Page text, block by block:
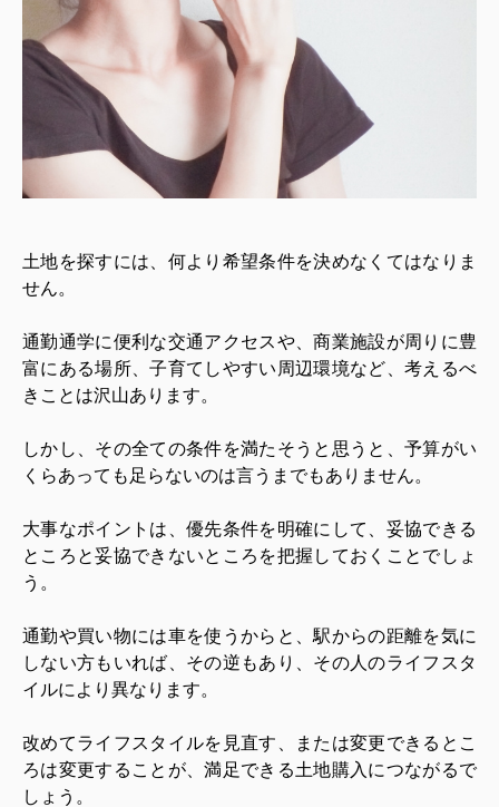
土地を探すには、何より希望条件を決めなくてはなりま
せん。
通勤通学に便利な交通アクセスや、商業施設が周りに豊
富にある場所、子育てしやすい周辺環境など、考えるべ
きことは沢山あります。
しかし、その全ての条件を満たそうと思うと、予算がい
くらあっても足らないのは言うまでもありません。
大事なポイントは、優先条件を明確にして、妥協できる
ところと妥協できないところを把握しておくことでしょ
う。
通勤や買い物には車を使うからと、駅からの距離を気に
しない方もいれば、その逆もあり、その人のライフスタ
イルにより異なります。
改めてライフスタイルを見直す、または変更できるとこ
ろは変更することが、満足できる土地購入につながるで
しょう。